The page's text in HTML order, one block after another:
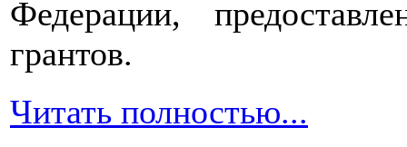
Федерации,
грантов.
Читать полностью...